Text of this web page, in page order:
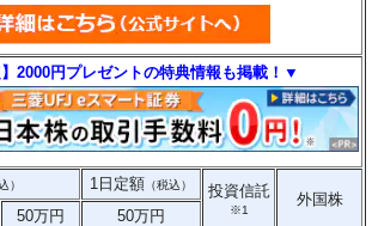
2000円プレゼントの特典情報も掲載！▼
） 1日定額 （税込） 投資信託
※1
外国株
50万円 50万円